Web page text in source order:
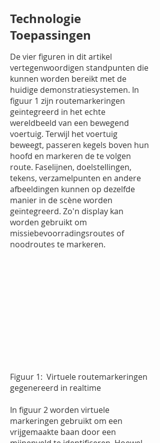
Technologie
Toepassingen
De vier figuren in dit artikel
vertegenwoordigen standpunten die
kunnen worden bereikt met de
huidige demonstratiesystemen. In
figuur 1 zijn routemarkeringen
geïntegreerd in het echte
wereldbeeld van een bewegend
voertuig. Terwijl het voertuig
beweegt, passeren kegels boven hun
hoofd en markeren de te volgen
route. Faselijnen, doelstellingen,
tekens, verzamelpunten en andere
afbeeldingen kunnen op dezelfde
manier in de scène worden
geïntegreerd. Zo'n display kan
worden gebruikt om
missiebevoorradingsroutes of
noodroutes te markeren.
Figuur 1: Virtuele routemarkeringen
gegenereerd in realtime
In figuur 2 worden virtuele
markeringen gebruikt om een
vrijgemaakte baan door een